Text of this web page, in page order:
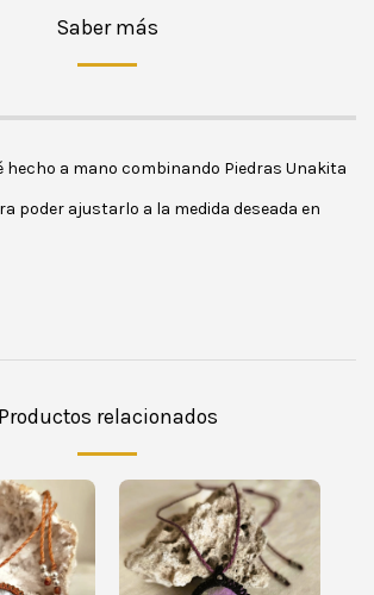
Saber más
hecho a mano combinando Piedras Unakita
poder ajustarlo a la medida deseada en
Productos relacionados